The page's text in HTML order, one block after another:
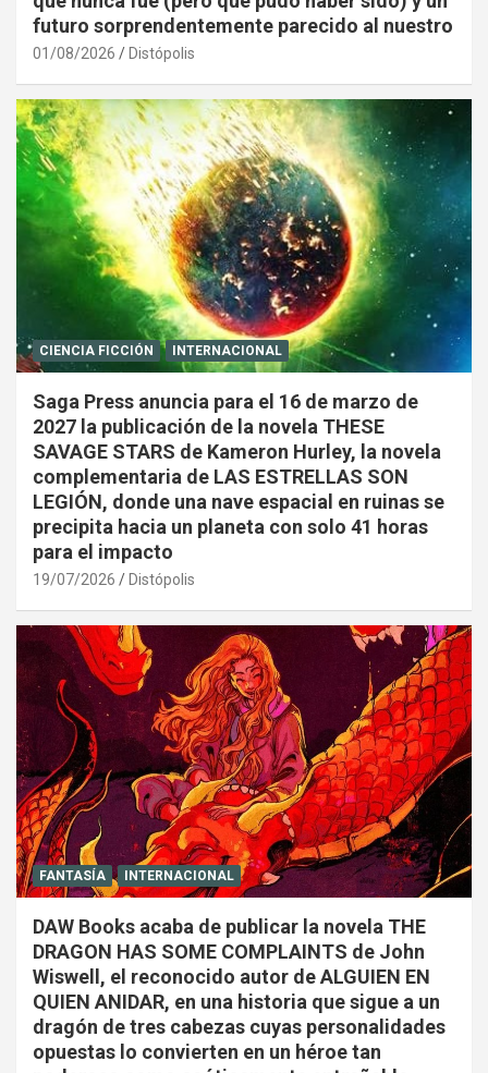
futuro sorprendentemente parecido al nuestro
01/08/2026 Distópolis
CIENCIA FICCIÓN INTERNACIONAL
Saga Press anuncia para el 16 de marzo de
2027 la publicación de la novela THESE
SAVAGE STARS de Kameron Hurley, la novela
complementaria de LAS ESTRELLAS SON
LEGIÓN, donde una nave espacial en ruinas se
precipita hacia un planeta con solo 41 horas
para el impacto
19/07/2026 Distópolis
FANTASÍA INTERNACIONAL
DAW Books acaba de publicar la novela THE
DRAGON HAS SOME COMPLAINTS de John
Wiswell, el reconocido autor de ALGUIEN EN
QUIEN ANIDAR, en una historia que sigue a un
dragón de tres cabezas cuyas personalidades
opuestas lo convierten en un héroe tan